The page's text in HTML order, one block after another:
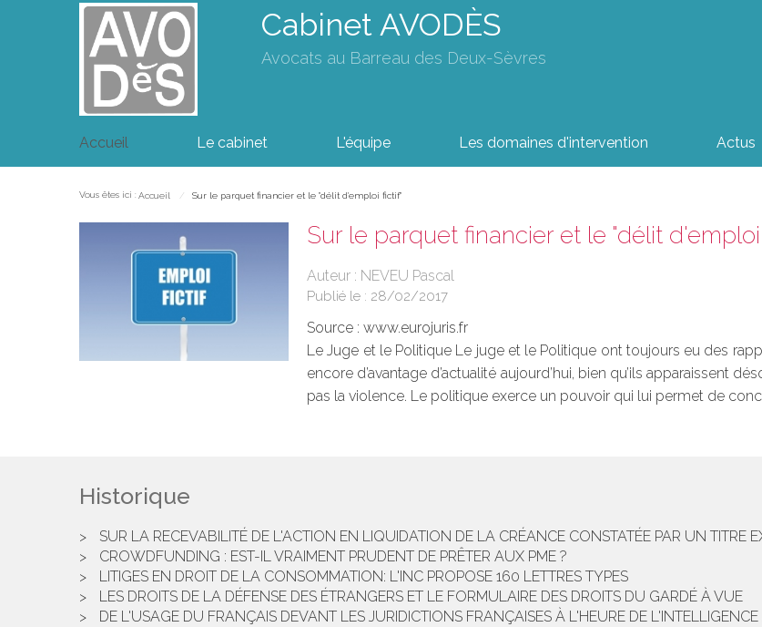
Cabinet AVODÈS
Avocats au Barreau des Deux-Sèvres
Accueil Le cabinet L'équipe Les domaines d'intervention Actus
Vous êtes ici : Accueil Sur le parquet financier et le "délit d'emploi fictif"
Sur le parquet financier et le "délit
Auteur : NEVEU Pascal
Publié le : 28/02/2017
Source : www.eurojuris.fr
Le Juge et le Politique Le juge et le Politique ont toujours eu des
encore d’avantage d’actualité aujourd’hui, bien qu’ils apparaissent
pas la violence. Le politique exerce un pouvoir qui lui permet de
Historique
SUR LA RECEVABILITÉ DE L'ACTION EN LIQUIDATION DE LA CRÉANCE CONSTATÉE PAR UN TITRE
CROWDFUNDING : EST-IL VRAIMENT PRUDENT DE PRÊTER AUX PME ?
LITIGES EN DROIT DE LA CONSOMMATION: L'INC PROPOSE 160 LETTRES TYPES
LES DROITS DE LA DÉFENSE DES ÉTRANGERS ET LE FORMULAIRE DES DROITS DU GARDÉ À VUE
DE L'USAGE DU FRANÇAIS DEVANT LES JURIDICTIONS FRANÇAISES À L'HEURE DE L'INTELLIGENCE